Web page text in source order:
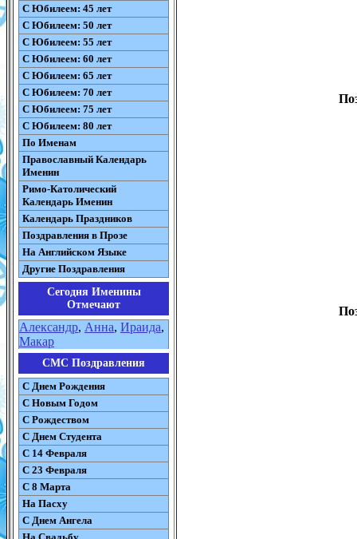
С Юбилеем: 45 лет
С Юбилеем: 50 лет
С Юбилеем: 55 лет
С Юбилеем: 60 лет
С Юбилеем: 65 лет
С Юбилеем: 70 лет
С Юбилеем: 75 лет
С Юбилеем: 80 лет
По Именам
Православный Календарь
Именин
Римо-Католический
Календарь Именин
Календарь Праздников
Поздравления в Прозе
На Английском Языке
Другие Поздравления
Сегодня Именины
Отмечают
Александр, Анна, Ираида,
Макар
СМС Поздравления
С Днем Рождения
С Новым Годом
С Рождеством
C Днем Студента
С 14 Февраля
С 23 Февраля
С 8 Марта
На Пасху
C Днем Ангела